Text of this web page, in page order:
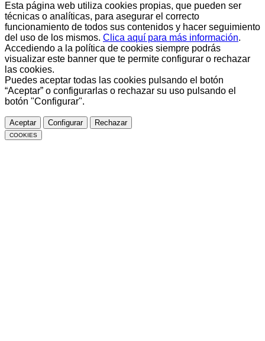
Esta página web utiliza cookies propias, que pueden ser
técnicas o analíticas, para asegurar el correcto
funcionamiento de todos sus contenidos y hacer seguimiento
del uso de los mismos. Clica aquí para más información.
Accediendo a la política de cookies siempre podrás
visualizar este banner que te permite configurar o rechazar
las cookies.
Puedes aceptar todas las cookies pulsando el botón
“Aceptar” o configurarlas o rechazar su uso pulsando el
botón "Configurar".
Aceptar Configurar Rechazar
COOKIES